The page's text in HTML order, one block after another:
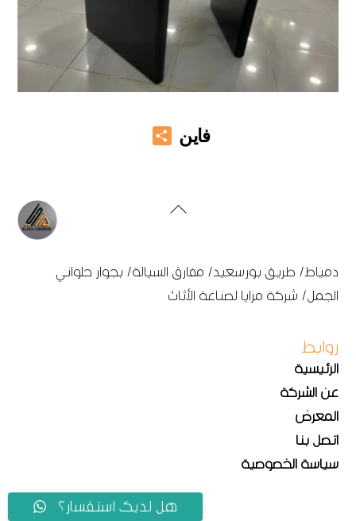
فاين Share
Back
دمياط/ طريق بورسعيد/ مفارق السيالة/ بجوار حلواني
الجمل/ شركة مزايا لصناعة الأثاث
روابط
الرئيسية
عن الشركة
المعرض
اتصل بنا
سياسة الخصوصية
هل لديك استفسار؟